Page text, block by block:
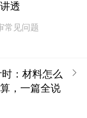
透
常见问题
：材料怎么
，一篇全说